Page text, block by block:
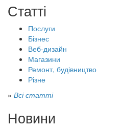
Статті
Послуги
Бізнес
Веб-дизайн
Магазини
Ремонт, будівництво
Різне
» Всі статті
Новини